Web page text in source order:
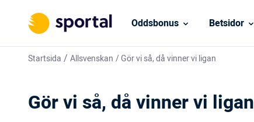
Oddsbonus Betsidor
Startsida / Allsvenskan /Gör vi så, då vinner vi ligan
Gör vi så, då vinner vi ligan